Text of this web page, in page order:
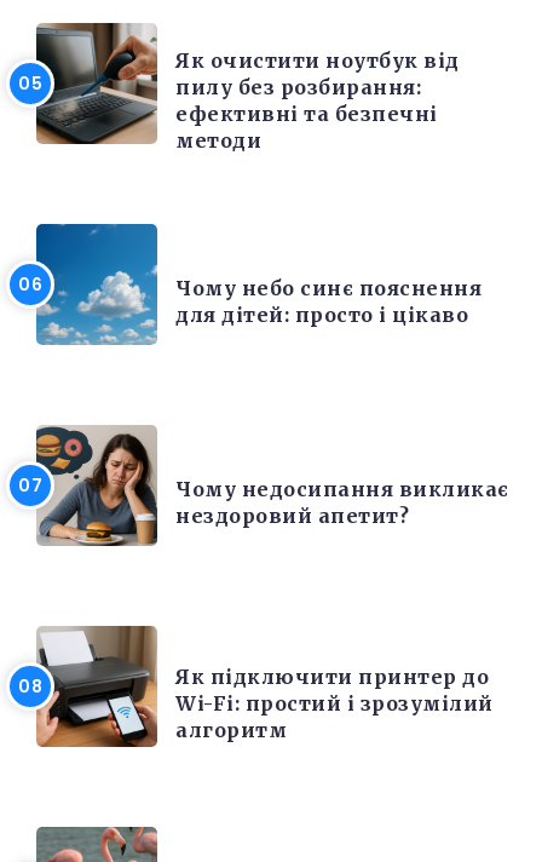
Як очистити ноутбук від
пилу без розбирання:
ефективні та безпечні
методи
Чому небо синє пояснення
для дітей: просто і цікаво
Чому недосипання викликає
нездоровий апетит?
Як підключити принтер до
Wi-Fi: простий і зрозумілий
алгоритм